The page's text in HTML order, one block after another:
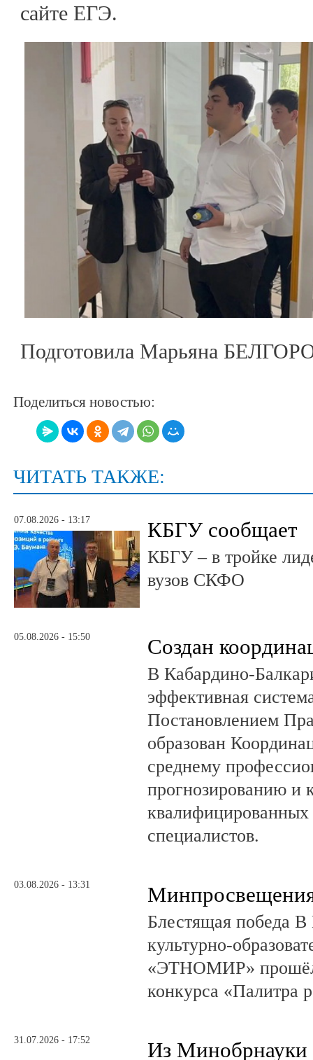
сайте ЕГЭ.
Подготовила Марьяна
Поделиться новостью:
ЧИТАТЬ ТАКЖЕ:
07.08.2026 - 13:17 КБГУ сообщает
КБГУ – в тройке
вузов СКФО
05.08.2026 - 15:50 Создан
В Кабардино-
эффективная
Постановлением
образован
среднему
прогнозированию и
квалифицированных
специалистов.
03.08.2026 - 13:31
Блестящая победа В
культурно-
«ЭТНОМИР» прошёл
конкурса «Палитра
31.07.2026 - 17:52 Из Минобрнауки